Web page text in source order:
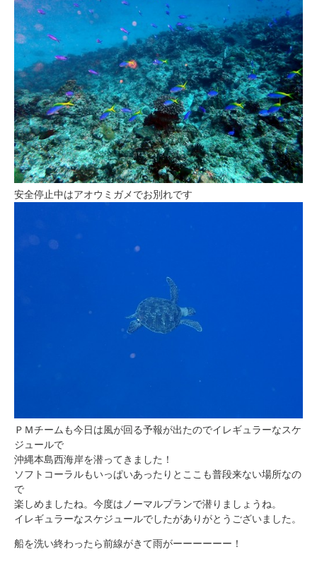
安全停止中はアオウミガメでお別れです
ＰＭチームも今日は風が回る予報が出たのでイレギュラーなスケ
ジュールで
沖縄本島西海岸を潜ってきました！
ソフトコーラルもいっぱいあったりとここも普段来ない場所なの
で
楽しめましたね。今度はノーマルプランで潜りましょうね。
イレギュラーなスケジュールでしたがありがとうございました。
船を洗い終わったら前線がきて雨がーーーーーー！